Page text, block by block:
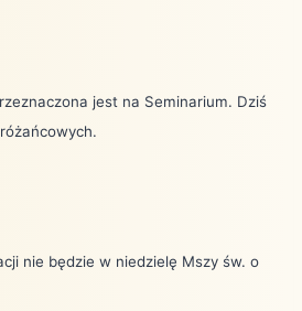
jest na Seminarium. Dziś
nie będzie w niedzielę Mszy św. o